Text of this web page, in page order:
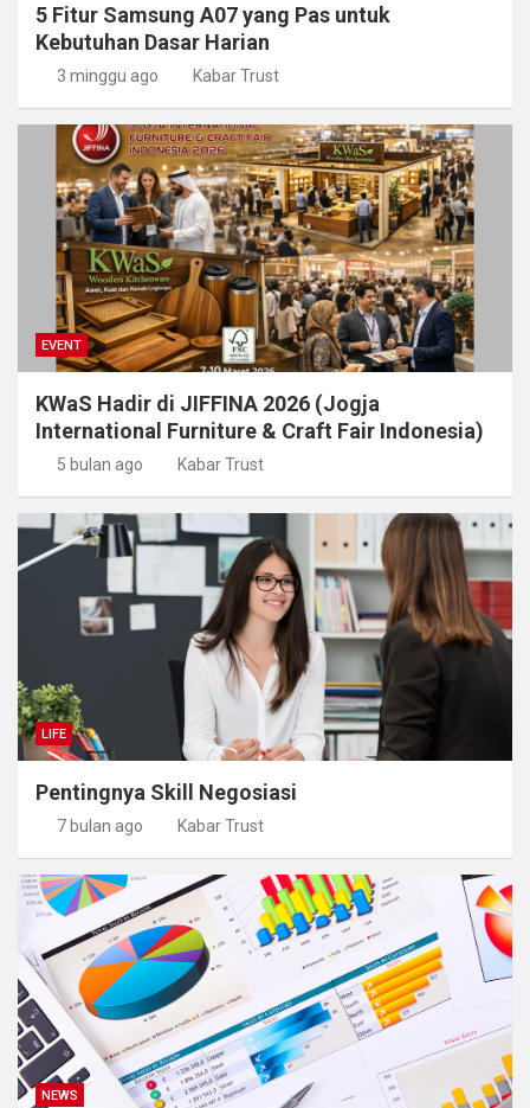
5 Fitur Samsung A07 yang Pas untuk
Kebutuhan Dasar Harian
3 minggu ago Kabar Trust
EVENT
KWaS Hadir di JIFFINA 2026 (Jogja
International Furniture & Craft Fair Indonesia)
5 bulan ago Kabar Trust
LIFE
Pentingnya Skill Negosiasi
7 bulan ago Kabar Trust
NEWS